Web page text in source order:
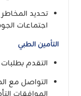
تحديد المخاطر
اجتماعات
التأمين الطبي
التقدم
التواصل مع
الموافقات